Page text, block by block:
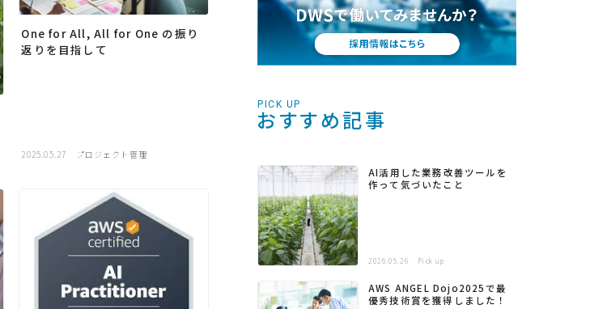
メンバー紹介
One for All, All for One の振り
返りを目指して
2025.05.27 プロジェクト管理
PICK UP
おすすめ記事
AI活用した業務改善ツールを
作って気づいたこと
2026.05.26 Pick up
AWS ANGEL Dojo2025で最
優秀技術賞を獲得しました！